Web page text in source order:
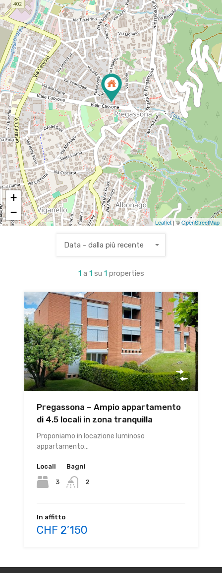
+
−
Leaflet | ©OpenStreetMap
1 a 1 su 1 properties
Data - dalla più recente
Pregassona – Ampio appartamento
di 4.5 locali in zona tranquilla
Proponiamo in locazione luminoso
appartamento…
Locali
3
Bagni
2
In affitto
CHF 2’150